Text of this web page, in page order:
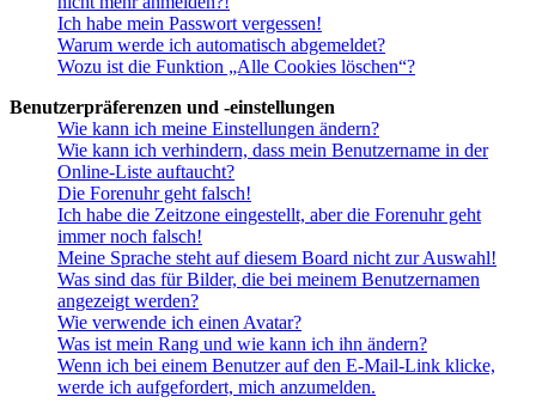
Ich habe mein Passwort vergessen!
Warum werde ich automatisch abgemeldet?
Wozu ist die Funktion „Alle Cookies löschen“?
Benutzerpräferenzen und -einstellungen
Wie kann ich meine Einstellungen ändern?
Wie kann ich verhindern, dass mein Benutzername in der
Online-Liste auftaucht?
Die Forenuhr geht falsch!
Ich habe die Zeitzone eingestellt, aber die Forenuhr geht
immer noch falsch!
Meine Sprache steht auf diesem Board nicht zur Auswahl!
Was sind das für Bilder, die bei meinem Benutzernamen
angezeigt werden?
Wie verwende ich einen Avatar?
Was ist mein Rang und wie kann ich ihn ändern?
Wenn ich bei einem Benutzer auf den E-Mail-Link klicke,
werde ich aufgefordert, mich anzumelden.